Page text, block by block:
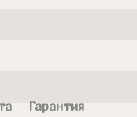
Гарантия